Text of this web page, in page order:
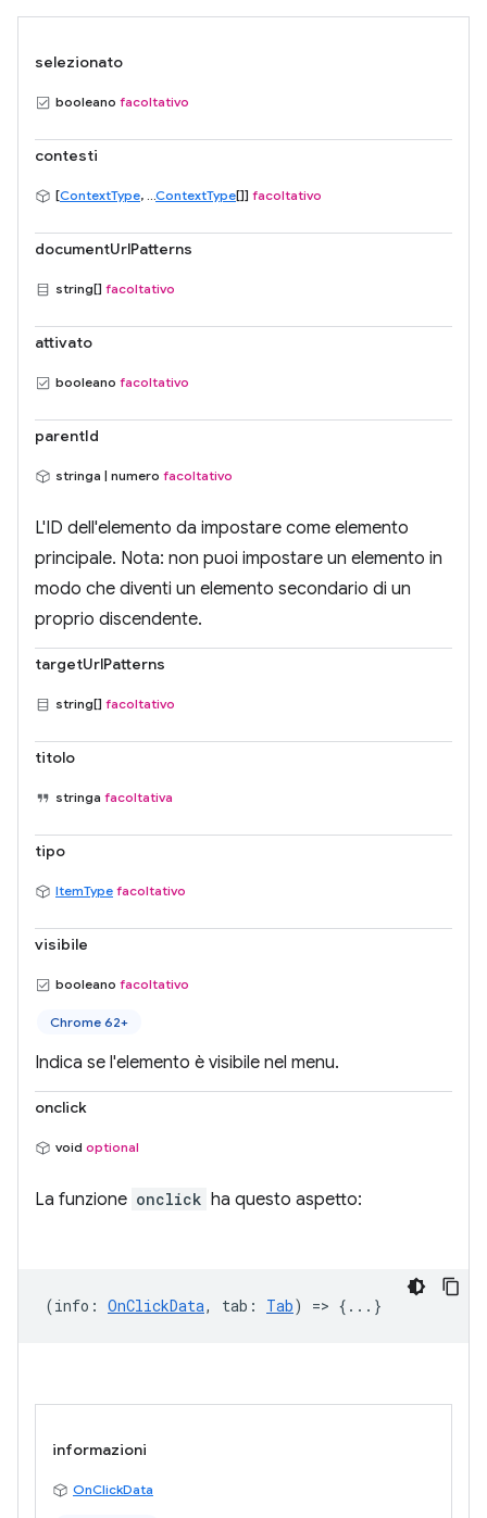
selezionato
booleano facoltativo
contesti
[ContextType, ...ContextType[]] facoltativo
documentUrlPatterns
string[] facoltativo
attivato
booleano facoltativo
parentId
stringa | numero facoltativo
L'ID dell'elemento da impostare come elemento
principale. Nota: non puoi impostare un elemento in
modo che diventi un elemento secondario di un
proprio discendente.
targetUrlPatterns
string[] facoltativo
titolo
stringa facoltativa
tipo
ItemType facoltativo
visibile
booleano facoltativo
Chrome 62+
Indica se l'elemento è visibile nel menu.
onclick
void optional
La funzione onclick ha questo aspetto:
(info : OnClickData, tab : Tab) => {...}
informazioni
OnClickData